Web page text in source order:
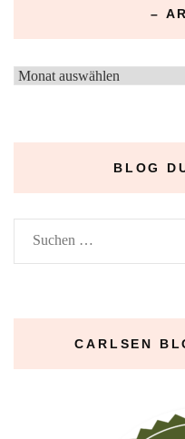
–
–
BLOG
Suchen
nach:
CARLSEN